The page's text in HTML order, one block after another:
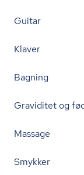
Guitar
Klaver
Bagning
Graviditet og
Massage
Smykker